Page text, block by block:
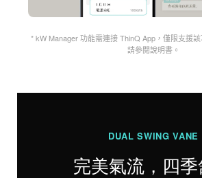
* kW Manager 功能需連接 ThinQ App，僅限支援
請參閱說明書。
DUAL SWING VANE
完美氣流，四